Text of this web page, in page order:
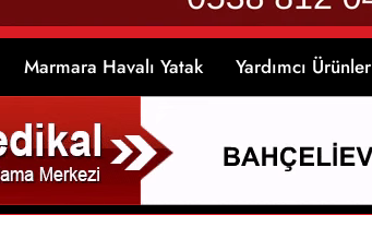
Marmara Havalı Yatak Yardımcı Ürünler